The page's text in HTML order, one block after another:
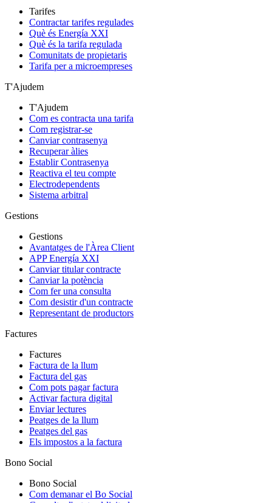
Tarifes
Contractar tarifes regulades
Què és Energía XXI
Què és la tarifa regulada
Comunitats de propietaris
Tarifa per a microempreses
T'Ajudem
T'Ajudem
Com es contracta una tarifa
Com registrar-se
Canviar contrasenya
Recuperar àlies
Establir Contrasenya
Reactiva el teu compte
Electrodependents
Sistema arbitral
Gestions
Gestions
Avantatges de l'Àrea Client
APP Energía XXI
Canviar titular contracte
Canviar la potència
Com fer una consulta
Com desistir d'un contracte
Representant de productors
Factures
Factures
Factura de la llum
Factura del gas
Com pots pagar factura
Activar factura digital
Enviar lectures
Peatges de la llum
Peatges del gas
Els impostos a la factura
Bono Social
Bono Social
Com demanar el Bo Social